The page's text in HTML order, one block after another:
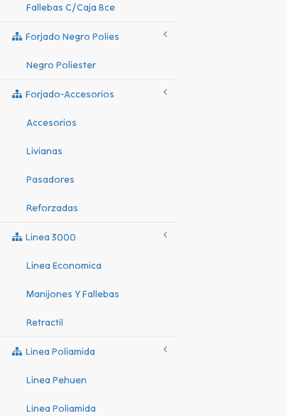
Fallebas C/caja Bce
Forjado Negro Polies
Negro Poliester
Forjado-Accesorios
Accesorios
Livianas
Pasadores
Reforzadas
Linea 3000
Linea Economica
Manijones Y Fallebas
Retractil
Linea Poliamida
Linea Pehuen
Linea Poliamida